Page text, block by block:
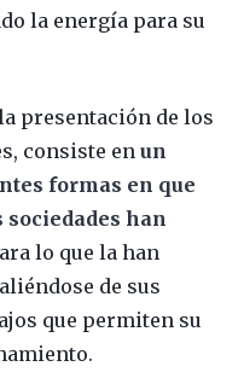
la energía para su
presentación de los
consiste en un
formas en que
han
lo que la han
de sus
que permiten su